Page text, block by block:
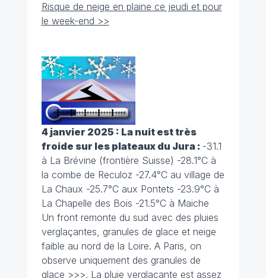
Risque de neige en plaine ce jeudi et pour
le week-end >>
4 janvier 2025 : La nuit est très
froide sur les plateaux du Jura : -31.1
à La Brévine (frontière Suisse) -28.1°C à
la combe de Reculoz -27.4°C au village de
La Chaux -25.7°C aux Pontets -23.9°C à
La Chapelle des Bois -21.5°C à Maiche
Un front remonte du sud avec des pluies
verglaçantes, granules de glace et neige
faible au nord de la Loire. A Paris, on
observe uniquement des granules de
glace >>>. La pluie verglaçante est assez